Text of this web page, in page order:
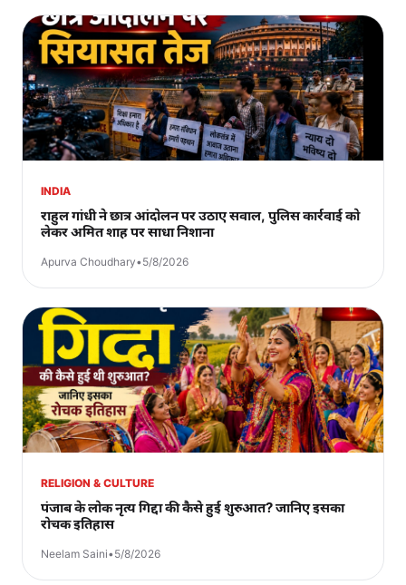
INDIA
राहुल गांधी ने छात्र आंदोलन पर उठाए सवाल, पुलिस कार्रवाई को
लेकर अमित शाह पर साधा निशाना
Apurva Choudhary•5/8/2026
RELIGION & CULTURE
पंजाब के लोक नृत्य गिद्दा की कैसे हुई शुरुआत? जानिए इसका
रोचक इतिहास
Neelam Saini•5/8/2026